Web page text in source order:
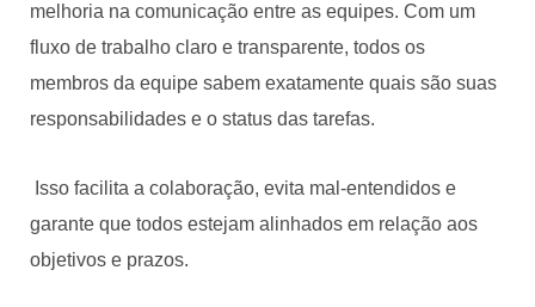
melhoria na comunicação entre as equipes. Com um
fluxo de trabalho claro e transparente, todos os
membros da equipe sabem exatamente quais são suas
responsabilidades e o status das tarefas.
Isso facilita a colaboração, evita mal-entendidos e
garante que todos estejam alinhados em relação aos
objetivos e prazos.